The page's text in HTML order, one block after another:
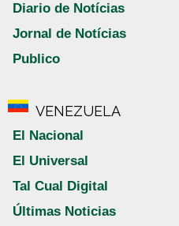
Diario de Notícias
Jornal de Notícias
Publico
VENEZUELA
El Nacional
El Universal
Tal Cual Digital
Últimas Noticias